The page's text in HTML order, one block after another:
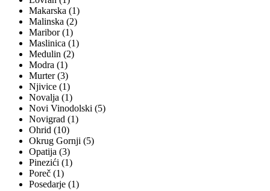
Makarska (1)
Malinska (2)
Maribor (1)
Maslinica (1)
Medulin (2)
Modra (1)
Murter (3)
Njivice (1)
Novalja (1)
Novi Vinodolski (5)
Novigrad (1)
Ohrid (10)
Okrug Gornji (5)
Opatija (3)
Pinezići (1)
Poreč (1)
Posedarje (1)